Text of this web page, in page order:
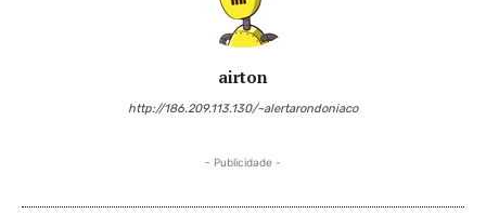
airton
http://186.209.113.130/~alertarondoniaco
- Publicidade -